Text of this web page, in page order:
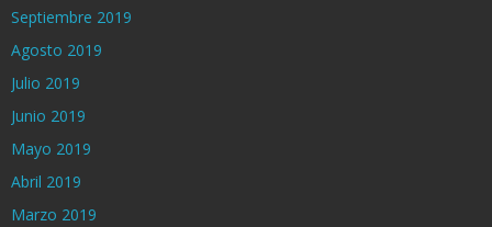
Septiembre 2019
Agosto 2019
Julio 2019
Junio 2019
Mayo 2019
Abril 2019
Marzo 2019